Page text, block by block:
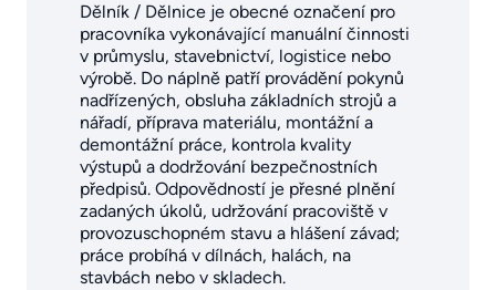
Dělník / Dělnice je obecné označení pro
pracovníka vykonávající manuální činnosti
v průmyslu, stavebnictví, logistice nebo
výrobě. Do náplně patří provádění pokynů
nadřízených, obsluha základních strojů a
nářadí, příprava materiálu, montážní a
demontážní práce, kontrola kvality
výstupů a dodržování bezpečnostních
předpisů. Odpovědností je přesné plnění
zadaných úkolů, udržování pracoviště v
provozuschopném stavu a hlášení závad;
práce probíhá v dílnách, halách, na
stavbách nebo v skladech.